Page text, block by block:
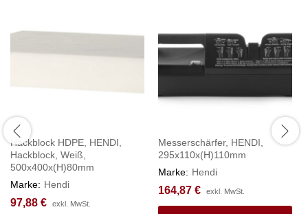
Hackblock HDPE, HENDI,
Hackblock, Weiß,
500x400x(H)80mm
Marke: Hendi
97,88 € exkl. MwSt.
Messerschärfer, HENDI,
295x110x(H)110mm
Marke: Hendi
164,87 € exkl. MwSt.